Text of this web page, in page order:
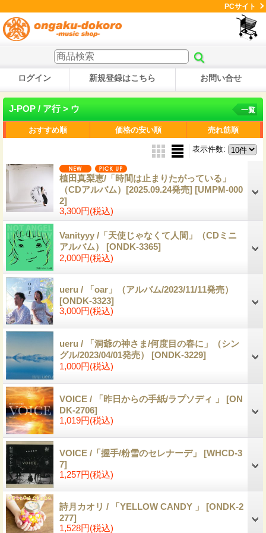
PCサイト
ログイン 新規登録はこちら お問い合せ
J-POP / ア行 > ウ 一覧
おすすめ順 価格の安い順 売れ筋順
表示件数:
植田真梨恵/「時間は止まりたがっている」
（CDアルバム）[2025.09.24発売] [UMPM-000
2]
3,300円(税込)
Vanityyy /「天使じゃなくて人間」（CDミニ
アルバム） [ONDK-3365]
2,000円(税込)
ueru / 「oar」（アルバム/2023/11/11発売）
[ONDK-3323]
3,000円(税込)
ueru / 「洞爺の神さま/何度目の春に」（シン
グル/2023/04/01発売） [ONDK-3229]
1,000円(税込)
VOICE / 「昨日からの手紙/ラプソディ 」 [ON
DK-2706]
1,019円(税込)
VOICE /「握手/粉雪のセレナーデ」 [WHCD-3
7]
1,257円(税込)
詩月カオリ / 「YELLOW CANDY 」 [ONDK-2
277]
1,528円(税込)